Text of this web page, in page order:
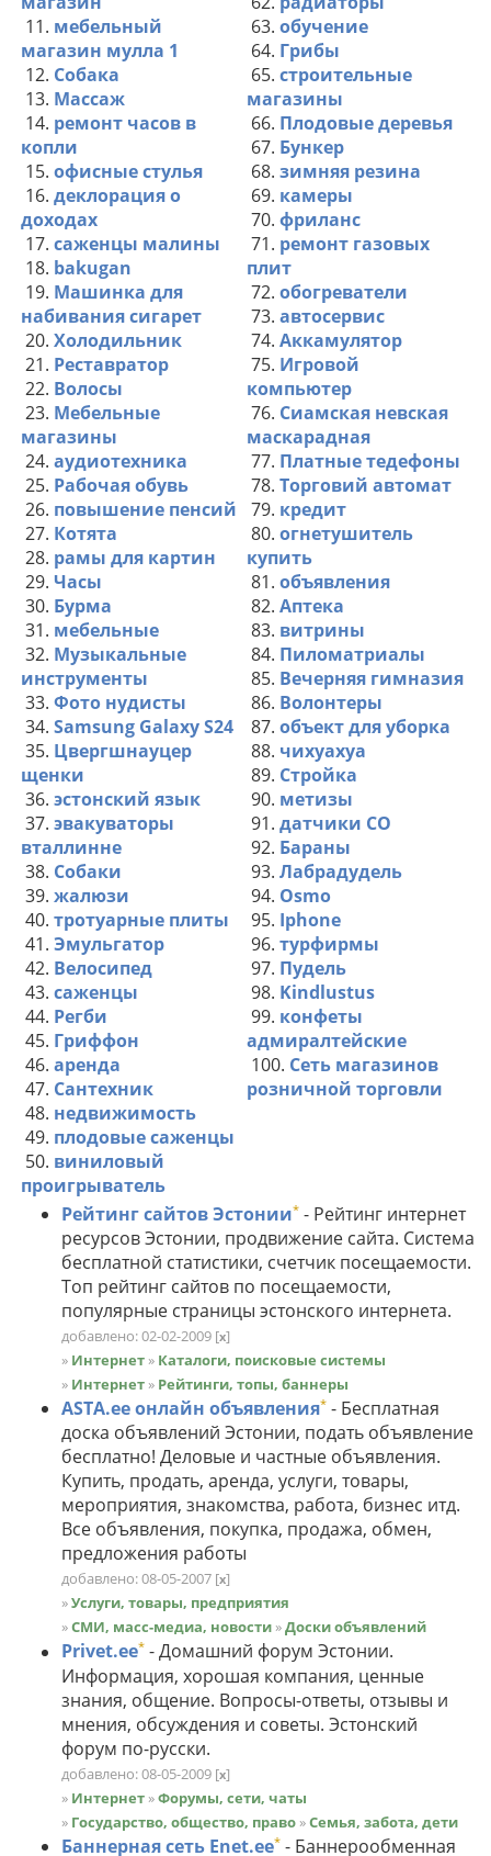
11. мебельный
магазин мулла 1
12. Собака
13. Массаж
14. ремонт часов в
копли
15. офисные стулья
16. деклорация о
доходах
17. саженцы малины
18. bakugan
19. Машинка для
набивания сигарет
20. Холодильник
21. Реставратор
22. Волосы
23. Мебельные
магазины
24. аудиотехника
25. Рабочая обувь
26. повышение пенсий
27. Котята
28. рамы для картин
29. Часы
30. Бурма
31. мебельные
32. Музыкальные
инструменты
33. Фото нудисты
34. Samsung Galaxy S24
35. Цвергшнауцер
щенки
36. эстонский язык
37. эвакуваторы
вталлинне
38. Собаки
39. жалюзи
40. тротуарные плиты
41. Эмульгатор
42. Велосипед
43. саженцы
44. Регби
45. Гриффон
46. аренда
47. Сантехник
48. недвижимость
49. плодовые саженцы
50. виниловый
проигрыватель
63. обучение
64. Грибы
65. строительные
магазины
66. Плодовые деревья
67. Бункер
68. зимняя резина
69. камеры
70. фриланс
71. ремонт газовых
плит
72. обогреватели
73. автосервис
74. Аккамулятор
75. Игровой
компьютер
76. Сиамская невская
маскарадная
77. Платные тедефоны
78. Торговий автомат
79. кредит
80. огнетушитель
купить
81. объявления
82. Аптека
83. витрины
84. Пиломатриалы
85. Вечерняя гимназия
86. Волонтеры
87. объект для уборка
88. чихуахуа
89. Стройка
90. метизы
91. датчики СО
92. Бараны
93. Лабрадудель
94. Osmo
95. Iphone
96. турфирмы
97. Пудель
98. Kindlustus
99. конфеты
адмиралтейские
100. Сеть магазинов
розничной торговли
Рейтинг сайтов Эстонии* - Рейтинг интернет
ресурсов Эстонии, продвижение сайта. Система
бесплатной статистики, счетчик посещаемости.
Топ рейтинг сайтов по посещаемости,
популярные страницы эстонского интернета.
добавлено: 02-02-2009 [x]
» Интернет » Каталоги, поисковые системы
» Интернет » Рейтинги, топы, баннеры
ASTA.ee онлайн объявления* - Бесплатная
доска объявлений Эстонии, подать объявление
бесплатно! Деловые и частные объявления.
Купить, продать, аренда, услуги, товары,
мероприятия, знакомства, работа, бизнес итд.
Все объявления, покупка, продажа, обмен,
предложения работы
добавлено: 08-05-2007 [x]
»Услуги, товары, предприятия
»СМИ, масс-медиа, новости »Доски объявлений
Privet.ee* - Домашний форум Эстонии.
Информация, хорошая компания, ценные
знания, общение. Вопросы-ответы, отзывы и
мнения, обсуждения и советы. Эстонский
форум по-русски.
добавлено: 08-05-2009 [x]
» Интернет »Форумы, сети, чаты
» Государство, общество, право »Семья, забота, дети
Баннерная сеть Enet.ee* - Баннерообменная